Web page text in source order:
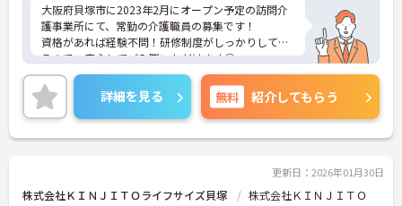
大阪府貝塚市に2023年2月にオープン予定の訪問介
護事業所にて、常勤の介護職員の募集です！
資格があれば経験不問！研修制度がしっかりしてい
るので、安心してご入職いただけます◎
大手企業のグループに属しており、福利厚生なども
充実しているので、長期的に働ける環境が整ってい
ます！
ご興味ある方には、面接対策ポイントなど、さらに
詳細をお話しいたしますのでお気軽にご相談くださ
詳細を見る 無料 紹介してもらう
更新日：2026年01月30日
株式会社ＫＩＮＪＩＴＯライフサイズ貝塚 株式会社ＫＩＮＪＩＴＯ